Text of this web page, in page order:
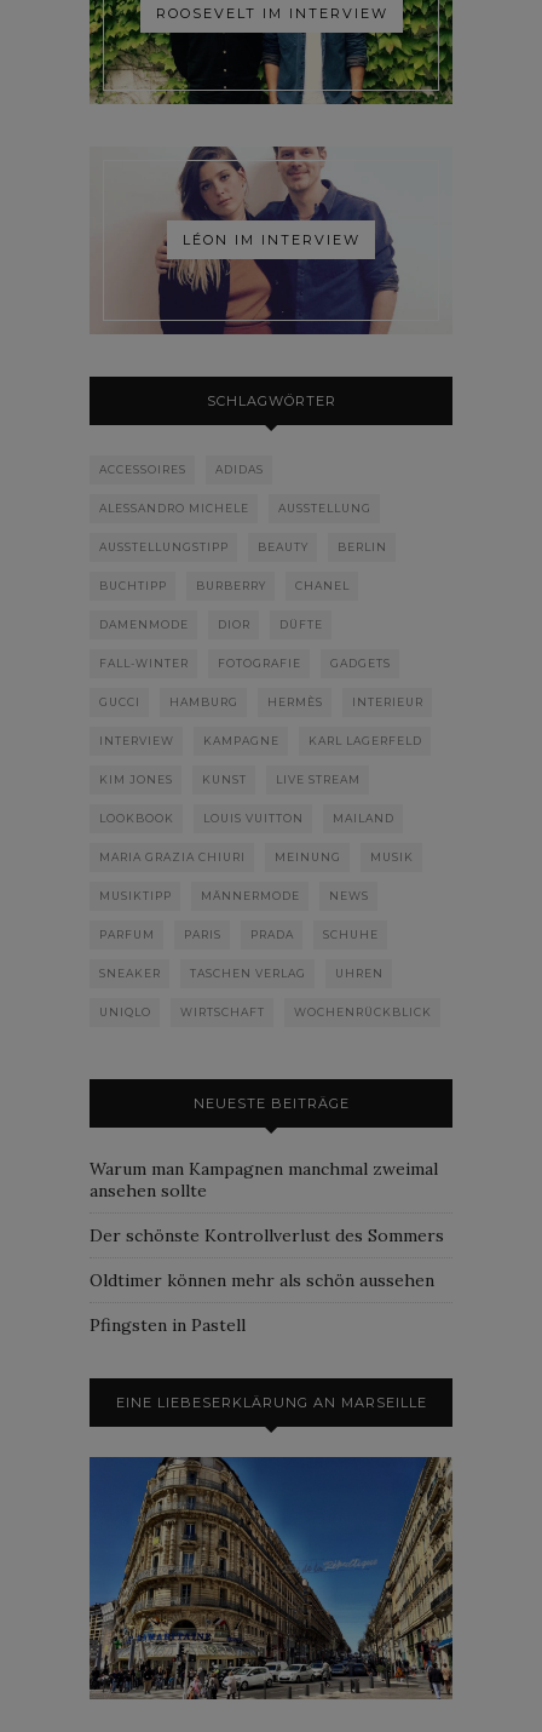
ROOSEVELT IM INTERVIEW
LÉON IM INTERVIEW
SCHLAGWÖRTER
ACCESSOIRES ADIDAS
ALESSANDRO MICHELE AUSSTELLUNG
AUSSTELLUNGSTIPP BEAUTY BERLIN
BUCHTIPP BURBERRY CHANEL
DAMENMODE DIOR DÜFTE
FALL-WINTER FOTOGRAFIE GADGETS
GUCCI HAMBURG HERMÈS INTERIEUR
INTERVIEW KAMPAGNE KARL LAGERFELD
KIM JONES KUNST LIVE STREAM
LOOKBOOK LOUIS VUITTON MAILAND
MARIA GRAZIA CHIURI MEINUNG MUSIK
MUSIKTIPP MÄNNERMODE NEWS
PARFUM PARIS PRADA SCHUHE
SNEAKER TASCHEN VERLAG UHREN
UNIQLO WIRTSCHAFT WOCHENRÜCKBLICK
NEUESTE BEITRÄGE
Warum man Kampagnen manchmal zweimal
ansehen sollte
Der schönste Kontrollverlust des Sommers
Oldtimer können mehr als schön aussehen
Pfingsten in Pastell
EINE LIEBESERKLÄRUNG AN MARSEILLE